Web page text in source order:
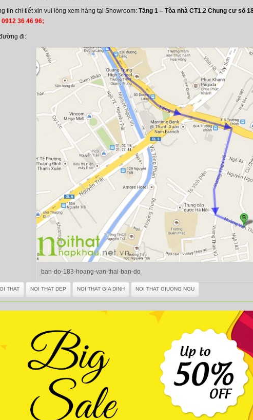
tin chi tiết xin vui lòng xem hàng tại Showroom: Tầng 1 – Tòa nhà CT1.2 Chung cư số
0912 36 46 96;
đi:
ban-do-183-hoang-van-thai-ban-do
THAT NOI THAT DEP NOI THAT GIA DINH NOI THAT GIUONG NGU